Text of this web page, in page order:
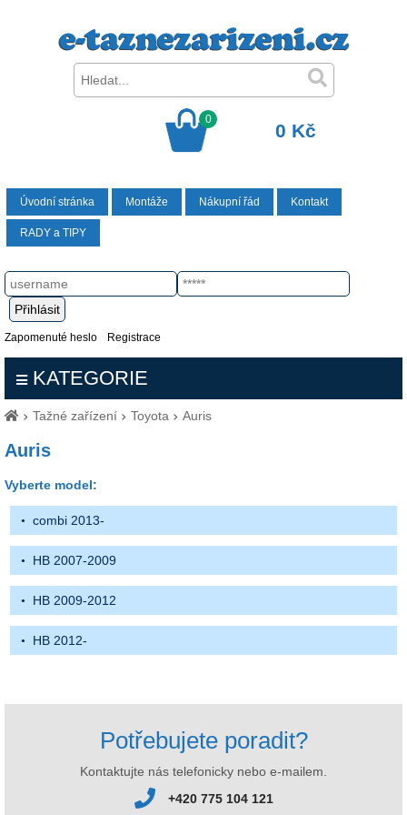
0
0 Kč
Úvodní stránka Montáže Nákupní řád Kontakt
RADY a TIPY
Zapomenuté heslo Registrace
KATEGORIE
Tažné zařízení Toyota Auris
Auris
Vyberte model:
combi 2013-
HB 2007-2009
HB 2009-2012
HB 2012-
Potřebujete poradit?
Kontaktujte nás telefonicky nebo e-mailem.
+420 775 104 121